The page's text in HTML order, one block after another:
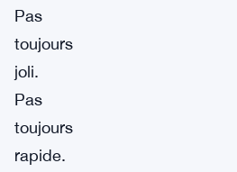
Pas
toujours
joli.
Pas
toujours
rapide.